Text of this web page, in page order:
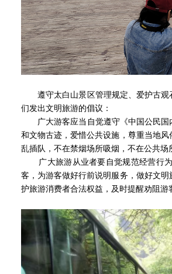
遵守太白山景区管理规定、爱护古观
们发出文明旅游的倡议：
广大游客应当自觉遵守《中国公民国
和文物古迹，爱惜公共设施，尊重当地
乱插队，不在禁烟场所吸烟，不在公共
广大旅游从业者要自觉规范经营行为
客，为游客做好行前说明服务，做好文
护旅游消费者合法权益，及时提醒劝阻